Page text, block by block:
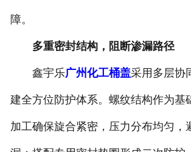
障。
多重密封结构，阻断渗漏路径
鑫宇乐广州化工桶盖采用多层协
建全方位防护体系。螺纹结构作为基
加工确保旋合紧密，压力分布均匀，